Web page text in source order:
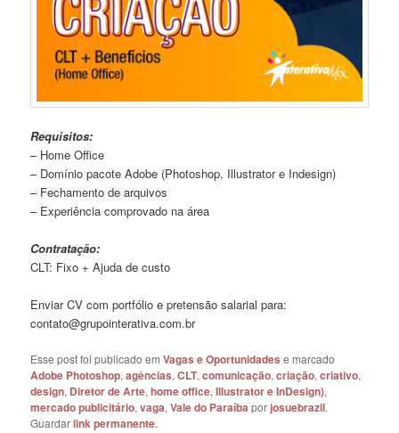
Requisitos:
– Home Office
– Domínio pacote Adobe (Photoshop, Illustrator e Indesign)
– Fechamento de arquivos
– Experiência comprovado na área
Contratação:
CLT: Fixo + Ajuda de custo
Enviar CV com portfólio e pretensão salarial para:
contato@grupointerativa.com.br
Esse post foi publicado emVagas e Oportunidades e marcado
Adobe Photoshop,agências,CLT,comunicação,criação,criativo,
design, Diretor de Arte,home office,Illustrator e InDesign),
mercado publicitário,vaga,Vale do Paraíba porjosuebrazil.
Guardarlink permanente.